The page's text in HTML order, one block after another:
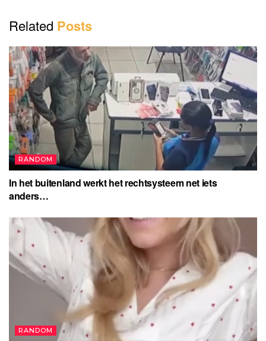
Related Posts
RANDOM
In het buitenland werkt het rechtsysteem net iets
anders…
RANDOM